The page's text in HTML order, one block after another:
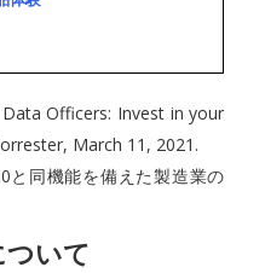
Officers: Invest in your
March 11, 2021.
と同機能を備えた製造業の
いて